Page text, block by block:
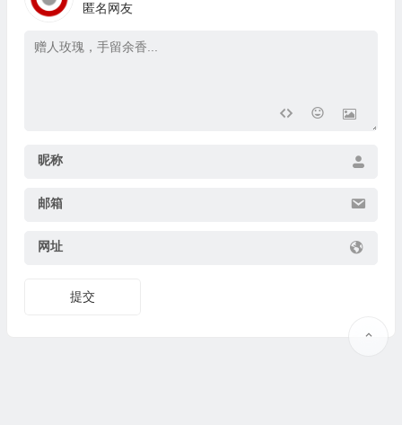
匿名网友
昵称
邮箱
网址
提交